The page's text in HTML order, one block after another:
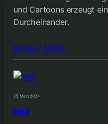
und Cartoons erzeugt
Durcheinander.
MEHR / MORE
25. März 2024
KIRA